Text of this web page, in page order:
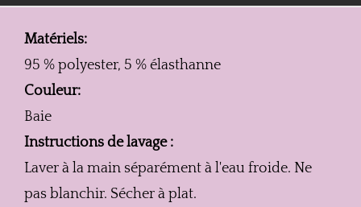
Matériels:
95 % polyester, 5 % élasthanne
Couleur:
Baie
Instructions de lavage :
Laver à la main séparément à l'eau froide. Ne
pas blanchir. Sécher à plat.